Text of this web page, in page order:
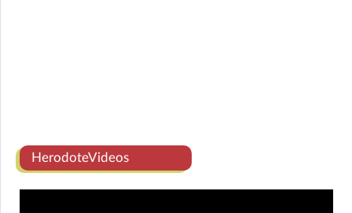
HerodoteVideos